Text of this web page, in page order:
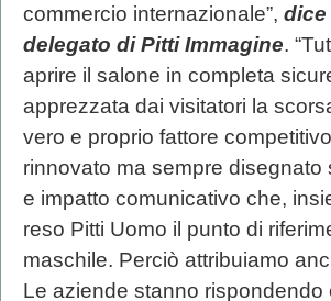
commercio internazionale”, dice
delegato di Pitti Immagine.
aprire il salone in completa
apprezzata dai visitatori la
vero e proprio fattore
rinnovato ma sempre
e impatto comunicativo che,
reso Pitti Uomo il punto di
maschile. Perciò attribuiamo
Le aziende stanno